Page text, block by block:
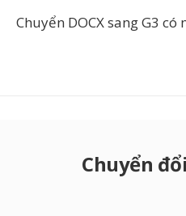
Chuyển DOCX sang G3
Chuyển